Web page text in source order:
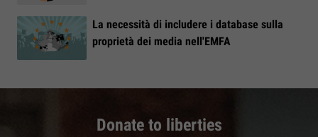
La necessità di includere i database sulla
proprietà dei media nell'EMFA
Donate to liberties